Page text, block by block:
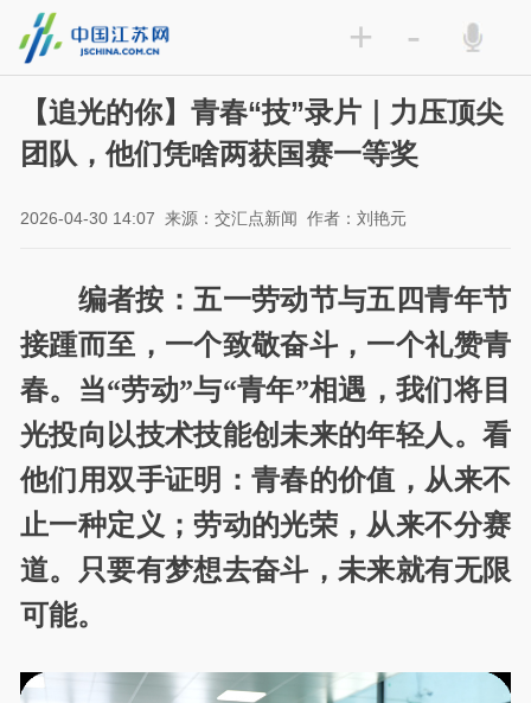
+ -
【追光的你】青春“技”录片｜力压顶尖
团队，他们凭啥两获国赛一等奖
2026-04-30 14:07 来源：交汇点新闻 作者：刘艳元
编者按：五一劳动节与五四青年节
接踵而至，一个致敬奋斗，一个礼赞青
春。当“劳动”与“青年”相遇，我们将目
光投向以技术技能创未来的年轻人。看
他们用双手证明：青春的价值，从来不
止一种定义；劳动的光荣，从来不分赛
道。只要有梦想去奋斗，未来就有无限
可能。